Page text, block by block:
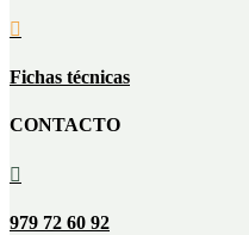

Fichas técnicas
CONTACTO

979 72 60 92